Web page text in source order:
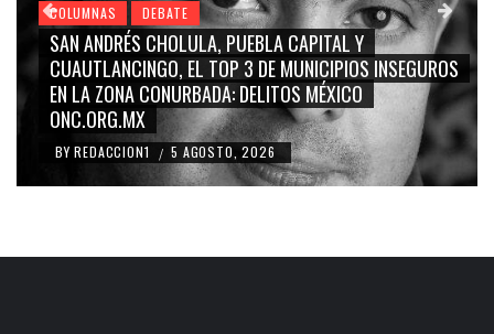
COLUMNAS DEBATE
GRACE PALOMARES, NAY SALVATORI, SERGIO MAYER,
CARMEN SALINAS “LA CORCHOLATA”, CUAUHTÉMOC
BLANCO, SILVIA PINAL: LA TRIVIALIZACIÓN Y
RIDICULIZACIÓN DE LA REPRESENTACIÓN CIUDADANA
BY REDACCION1 / 4 AGOSTO, 2026